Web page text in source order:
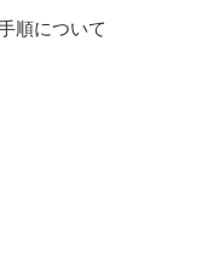
順について